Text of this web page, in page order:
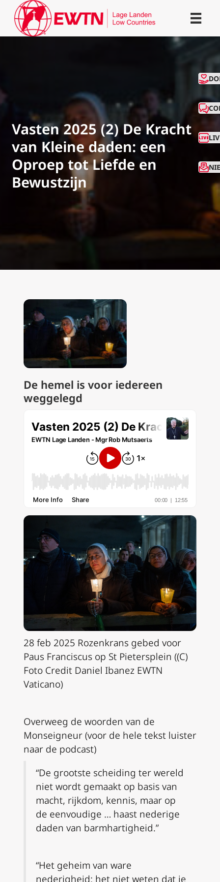
Vasten 2025 (2) De Kracht
van Kleine daden: een
Oproep tot Liefde en
Bewustzijn
De hemel is voor iedereen
weggelegd
28 feb 2025 Rozenkrans gebed voor
Paus Franciscus op St Pietersplein ((C)
Foto Credit Daniel Ibanez EWTN
Vaticano)
Overweeg de woorden van de
Monseigneur (voor de hele tekst luister
naar de podcast)
“De grootste scheiding ter wereld
niet wordt gemaakt op basis van
macht, rijkdom, kennis, maar op
de eenvoudige … haast nederige
daden van barmhartigheid.”
“Het geheim van ware
nederigheid: het niet weten dat je